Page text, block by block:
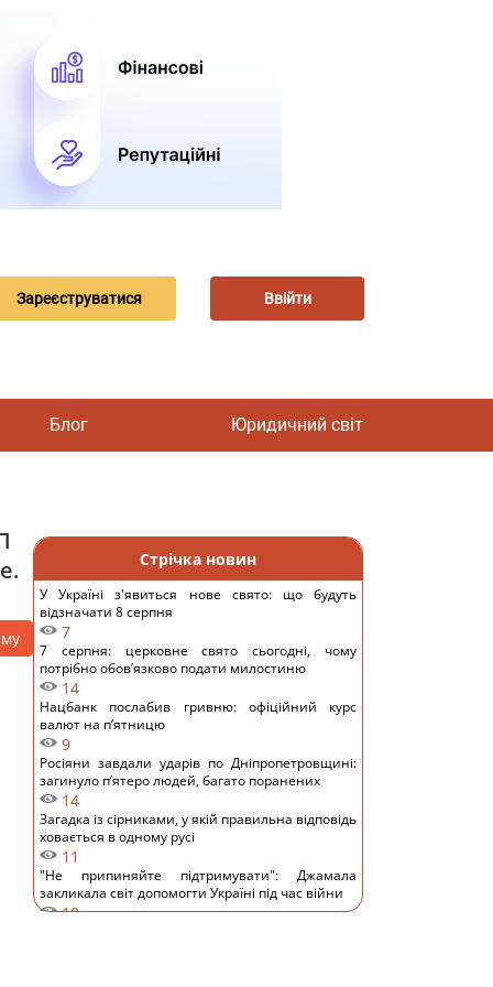
Зареєструватися Ввійти
Блог Юридичний світ
Стрічка новин
У Україні з'явиться нове свято: що будуть
відзначати 8 серпня
7
7 серпня: церковне свято сьогодні, чому
потрібно обов’язково подати милостиню
14
Нацбанк послабив гривню: офіційний курс
валют на п’ятницю
9
Росіяни завдали ударів по Дніпропетровщині:
загинуло пʼятеро людей, багато поранених
14
Загадка із сірниками, у якій правильна відповідь
ховається в одному русі
11
"Не припиняйте підтримувати": Джамала
закликала світ допомогти Україні під час війни
10